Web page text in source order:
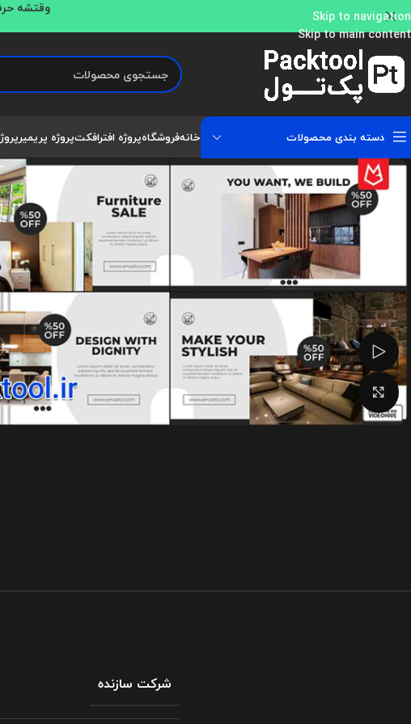
Skip to navigation
Skip to main content
وقتشه
دسته بندی محصولات خانهفروشگاهپروژه افترافکتپروژه پریمیر
تماشای ویدئو
بزرگنمایی تصویر
شرکت سازنده